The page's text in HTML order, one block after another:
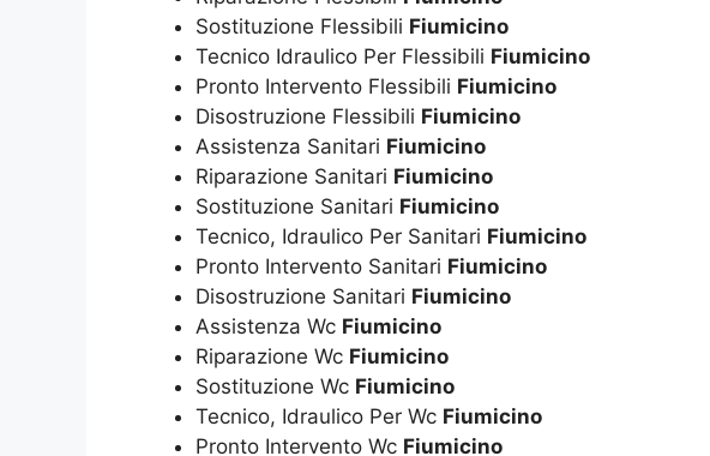
Sostituzione Flessibili Fiumicino
Tecnico Idraulico Per Flessibili Fiumicino
Pronto Intervento Flessibili Fiumicino
Disostruzione Flessibili Fiumicino
Assistenza Sanitari Fiumicino
Riparazione Sanitari Fiumicino
Sostituzione Sanitari Fiumicino
Tecnico, Idraulico Per Sanitari Fiumicino
Pronto Intervento Sanitari Fiumicino
Disostruzione Sanitari Fiumicino
Assistenza Wc Fiumicino
Riparazione Wc Fiumicino
Sostituzione Wc Fiumicino
Tecnico, Idraulico Per Wc Fiumicino
Pronto Intervento Wc Fiumicino